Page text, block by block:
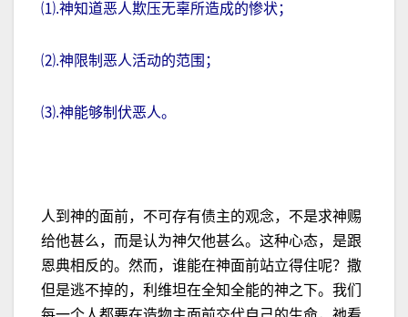
⑴.神知道恶人欺压无辜所造成的惨状；
⑵.神限制恶人活动的范围；
⑶.神能够制伏恶人。
人到神的面前，不可存有债主的观念，不是求神赐
给他甚么，而是认为神欠他甚么。这种心态，是跟
恩典相反的。然而，谁能在神面前站立得住呢？撒
但是逃不掉的，利维坦在全知全能的神之下。我们